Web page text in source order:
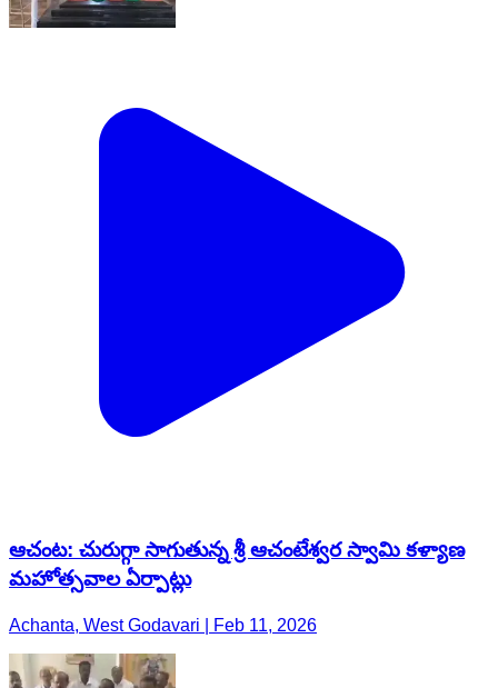
ఆచంట: చురుగ్గా సాగుతున్న శ్రీ ఆచంటేశ్వర స్వామి కళ్యాణ
మహోత్సవాల ఏర్పాట్లు
Achanta, West Godavari | Feb 11, 2026